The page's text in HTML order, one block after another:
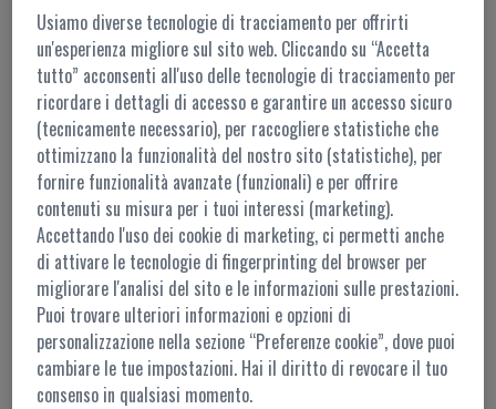
ACCESSO AL PORTALE
I contenuti di questo portale sono accessibili ai soli utenti registrati.
L'accesso è possibile tramiteMyZEISS
Per ulteriori informazioni,contattaci
Accesso amministrazione
Usiamo diverse tecnologie di tracciamento per offrirti
un'esperienza migliore sul sito web. Cliccando su “Accetta
tutto” acconsenti all'uso delle tecnologie di tracciamento per
ricordare i dettagli di accesso e garantire un accesso sicuro
(tecnicamente necessario), per raccogliere statistiche che
ottimizzano la funzionalità del nostro sito (statistiche), per
fornire funzionalità avanzate (funzionali) e per offrire
contenuti su misura per i tuoi interessi (marketing).
Accettando l'uso dei cookie di marketing, ci permetti anche
di attivare le tecnologie di fingerprinting del browser per
migliorare l'analisi del sito e le informazioni sulle prestazioni.
Puoi trovare ulteriori informazioni e opzioni di
personalizzazione nella sezione “Preferenze cookie”, dove puoi
cambiare le tue impostazioni. Hai il diritto di revocare il tuo
consenso in qualsiasi momento.